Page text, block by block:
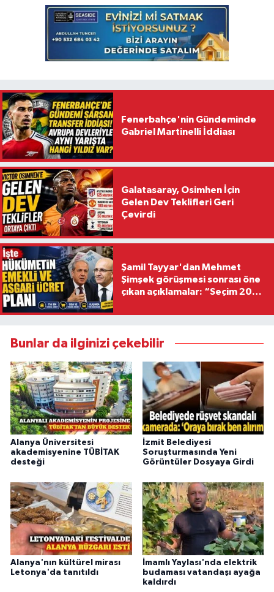
Fenerbahçe'nin Gündeminde
Gabriel Martinelli İddiası
Galatasaray, Osimhen İçin
Gelen Dev Teklifleri Geri
Çevirdi
Şamil Tayyar'dan Mehmet
Şimşek görüşmesi sonrası öne
çıkan açıklamalar: “Seçim 2028
Bunlar da ilginizi çekebilir
Alanya Üniversitesi
akademisyenine TÜBİTAK
desteği
İzmit Belediyesi
Soruşturmasında Yeni
Görüntüler Dosyaya Girdi
Alanya'nın kültürel mirası
Letonya'da tanıtıldı
İmamlı Yaylası'nda elektrik
budaması vatandaşı ayağa
kaldırdı